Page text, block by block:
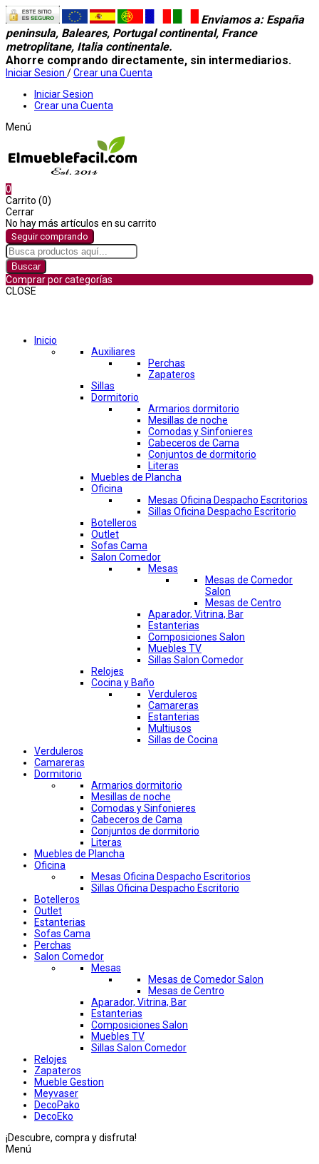
Enviamos a: España
peninsula, Baleares, Portugal continental, France
metroplitane, Italia continentale.
Ahorre comprando directamente, sin intermediarios.
Iniciar Sesion /Crear una Cuenta
Iniciar Sesion
Crear una Cuenta
Menú
0
Carrito (0)
Cerrar
No hay más artículos en su carrito
Seguir comprando
Buscar
Comprar por categorías
CLOSE
Inicio
Auxiliares
Perchas
Zapateros
Sillas
Dormitorio
Armarios dormitorio
Mesillas de noche
Comodas y Sinfonieres
Cabeceros de Cama
Conjuntos de dormitorio
Literas
Muebles de Plancha
Oficina
Mesas Oficina Despacho Escritorios
Sillas Oficina Despacho Escritorio
Botelleros
Outlet
Sofas Cama
Salon Comedor
Mesas
Mesas de Comedor
Salon
Mesas de Centro
Aparador, Vitrina, Bar
Estanterias
Composiciones Salon
Muebles TV
Sillas Salon Comedor
Relojes
Cocina y Baño
Verduleros
Camareras
Estanterias
Multiusos
Sillas de Cocina
Verduleros
Camareras
Dormitorio
Armarios dormitorio
Mesillas de noche
Comodas y Sinfonieres
Cabeceros de Cama
Conjuntos de dormitorio
Literas
Muebles de Plancha
Oficina
Mesas Oficina Despacho Escritorios
Sillas Oficina Despacho Escritorio
Botelleros
Outlet
Estanterias
Sofas Cama
Perchas
Salon Comedor
Mesas
Mesas de Comedor Salon
Mesas de Centro
Aparador, Vitrina, Bar
Estanterias
Composiciones Salon
Muebles TV
Sillas Salon Comedor
Relojes
Zapateros
Mueble Gestion
Meyvaser
DecoPako
DecoEko
¡Descubre, compra y disfruta!
Menú